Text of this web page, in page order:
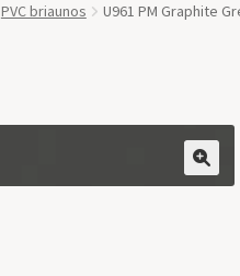
PVC briaunos U961 PM Graphite
🔍